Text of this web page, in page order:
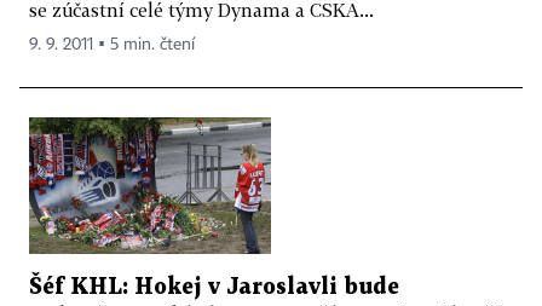
se zúčastní celé týmy Dynama a CSKA...
9. 9. 2011 ▪ 5 min. čtení
Šéf KHL: Hokej v Jaroslavli bude